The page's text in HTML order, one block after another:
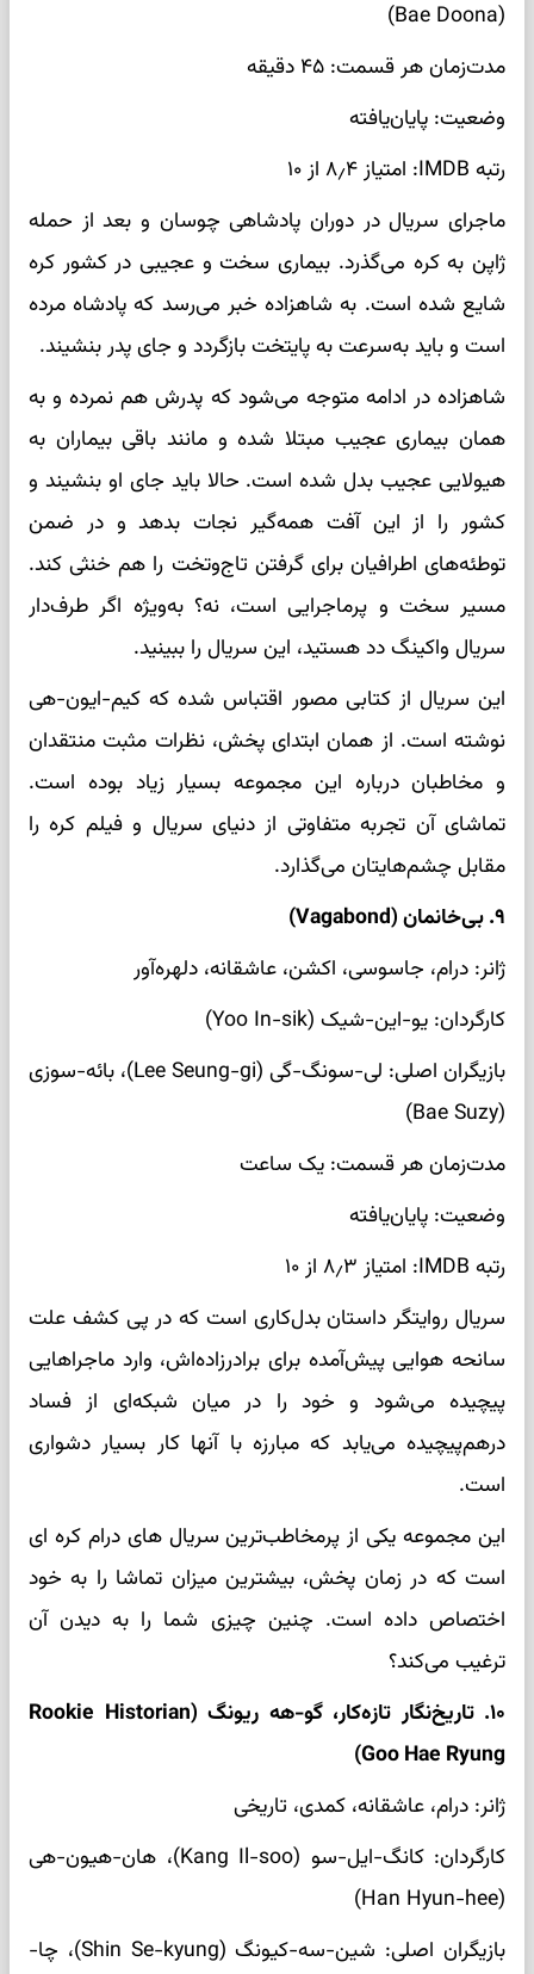
(Bae Doona)
مدت‌زمان هر قسمت: ۴۵ دقیقه
وضعیت: پایان‌یافته
رتبه IMDB: امتیاز ۸٫۴ از ۱۰
ماجرای سریال در دوران پادشاهی چوسان و بعد از حمله
ژاپن به کره می‌گذرد. بیماری سخت و عجیبی در کشور کره
شایع شده است. به شاهزاده خبر می‌رسد که پادشاه مرده
است و باید به‌سرعت به پایتخت بازگردد و جای پدر بنشیند.
شاهزاده در ادامه متوجه می‌شود که پدرش هم نمرده و به
همان بیماری عجیب مبتلا شده و مانند باقی بیماران به
هیولایی عجیب بدل شده است. حالا باید جای او بنشیند و
کشور را از این آفت همه‌گیر نجات بدهد و در ضمن
توطئه‌های اطرافیان برای گرفتن تاج‌وتخت را هم خنثی کند.
مسیر سخت و پرماجرایی است، نه؟ به‌ویژه اگر طرف‌دار
سریال واکینگ دد هستید، این سریال را ببینید.
این سریال از کتابی مصور اقتباس شده که کیم‌-ایون-هی
نوشته است. از همان ابتدای پخش، نظرات مثبت منتقدان
و مخاطبان درباره این مجموعه بسیار زیاد بوده است.
تماشای آن تجربه متفاوتی از دنیای سریال و فیلم کره را
مقابل چشم‌هایتان می‌گذارد.
۹. بی‌خانمان (Vagabond)
ژانر: درام، جاسوسی، اکشن، عاشقانه، دلهره‌آور
کارگردان: یو-این-شیک (Yoo In-sik)
بازیگران اصلی: لی-سونگ-گی (Lee Seung-gi)، بائه-سوزی
(Bae Suzy)
مدت‌زمان هر قسمت: یک ساعت
وضعیت: پایان‌یافته
رتبه IMDB: امتیاز ۸٫۳ از ۱۰
سریال روایتگر داستان بدل‌کاری است که در پی کشف علت
سانحه هوایی پیش‌آمده برای برادرزاده‌اش، وارد ماجراهایی
پیچیده می‌شود و خود را در میان شبکه‌ای از فساد
درهم‌پیچیده می‌یابد که مبارزه با آنها کار بسیار دشواری
است.
این مجموعه یکی از پرمخاطب‌ترین سریال های درام کره ای
است که در زمان پخش، بیشترین میزان تماشا را به خود
اختصاص داده است. چنین چیزی شما را به دیدن آن
ترغیب می‌کند؟
۱۰. تاریخ‌نگار تازه‌کار، گو-هه ریونگ (Rookie Historian
Goo Hae Ryung)
ژانر: درام، عاشقانه، کمدی، تاریخی
کارگردان: کانگ-ایل-سو (Kang Il-soo)، هان-هیون-هی
(Han Hyun-hee)
بازیگران اصلی: شین‌-سه‌-کیونگ (Shin Se-kyung)، چا-